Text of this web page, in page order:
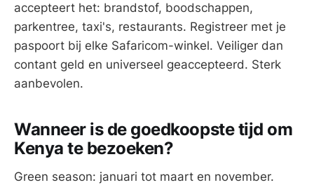
accepteert het: brandstof, boodschappen,
parkentree, taxi's, restaurants. Registreer met je
paspoort bij elke Safaricom-winkel. Veiliger dan
contant geld en universeel geaccepteerd. Sterk
aanbevolen.
Wanneer is de goedkoopste tijd om
Kenya te bezoeken?
Green season: januari tot maart en november.